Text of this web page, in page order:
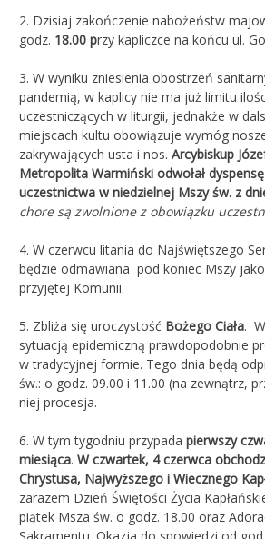
2. Dzisiaj zakończenie nabożeństw
godz. 18.00 przy kapliczce na końcu ul.
3. W wyniku zniesienia obostrzeń
pandemią, w kaplicy nie ma już limitu
uczestniczących w liturgii, jednakże w
miejscach kultu obowiązuje wymóg
zakrywających usta i nos. Arcybiskup
Metropolita Warmiński odwołał dyspensę
uczestnictwa w niedzielnej Mszy św. z
chore są zwolnione z obowiązku
4. W czerwcu litania do Najświętszego
będzie odmawiana pod koniec Mszy
przyjętej Komunii.
5. Zbliża się uroczystość Bożego Ciała.
sytuacją epidemiczną prawdopodobnie
w tradycyjnej formie. Tego dnia będą
św.: o godz. 09.00 i 11.00 (na zewnątrz,
niej procesja.
6. W tym tygodniu przypada pierwszy
miesiąca. W czwartek, 4 czerwca
Chrystusa, Najwyższego i Wiecznego
zarazem Dzień Świętości Życia
piątek Msza św. o godz. 18.00 oraz
Sakramentu. Okazja do spowiedzi od